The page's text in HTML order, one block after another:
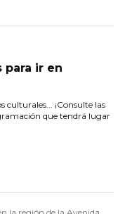
para ir en
culturales... ¡Consulte las
que tendrá lugar